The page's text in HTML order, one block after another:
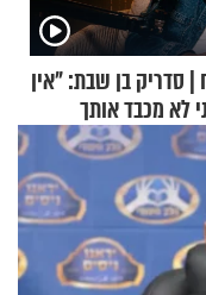
| סדריק בן שבת: "אין
לא מכבד אותך
תפילין"